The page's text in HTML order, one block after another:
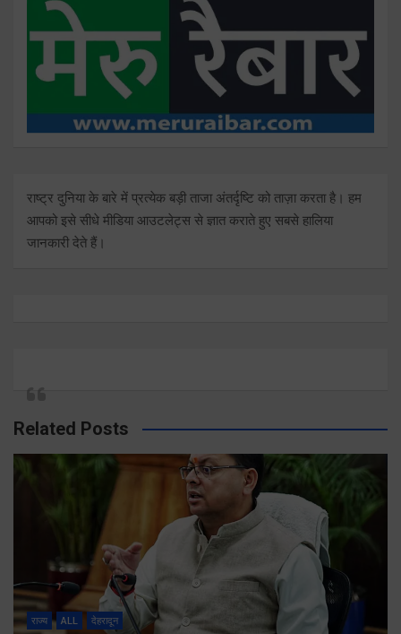
राष्ट्र दुनिया के बारे में प्रत्येक बड़ी ताजा अंतर्दृष्टि को ताज़ा करता है। हम
आपको इसे सीधे मीडिया आउटलेट्स से ज्ञात कराते हुए सबसे हालिया
जानकारी देते हैं।
Related Posts
राज्य ALL देहरादून